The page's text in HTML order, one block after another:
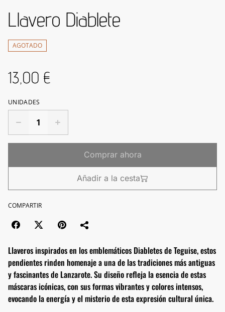
Llavero Diablete
AGOTADO
13,00 €
UNIDADES
Comprar ahora
Añadir a la cesta
COMPARTIR
Llaveros inspirados en los emblemáticos Diabletes de Teguise, estos
pendientes rinden homenaje a una de las tradiciones más antiguas
y fascinantes de Lanzarote. Su diseño refleja la esencia de estas
máscaras icónicas, con sus formas vibrantes y colores intensos,
evocando la energía y el misterio de esta expresión cultural única.